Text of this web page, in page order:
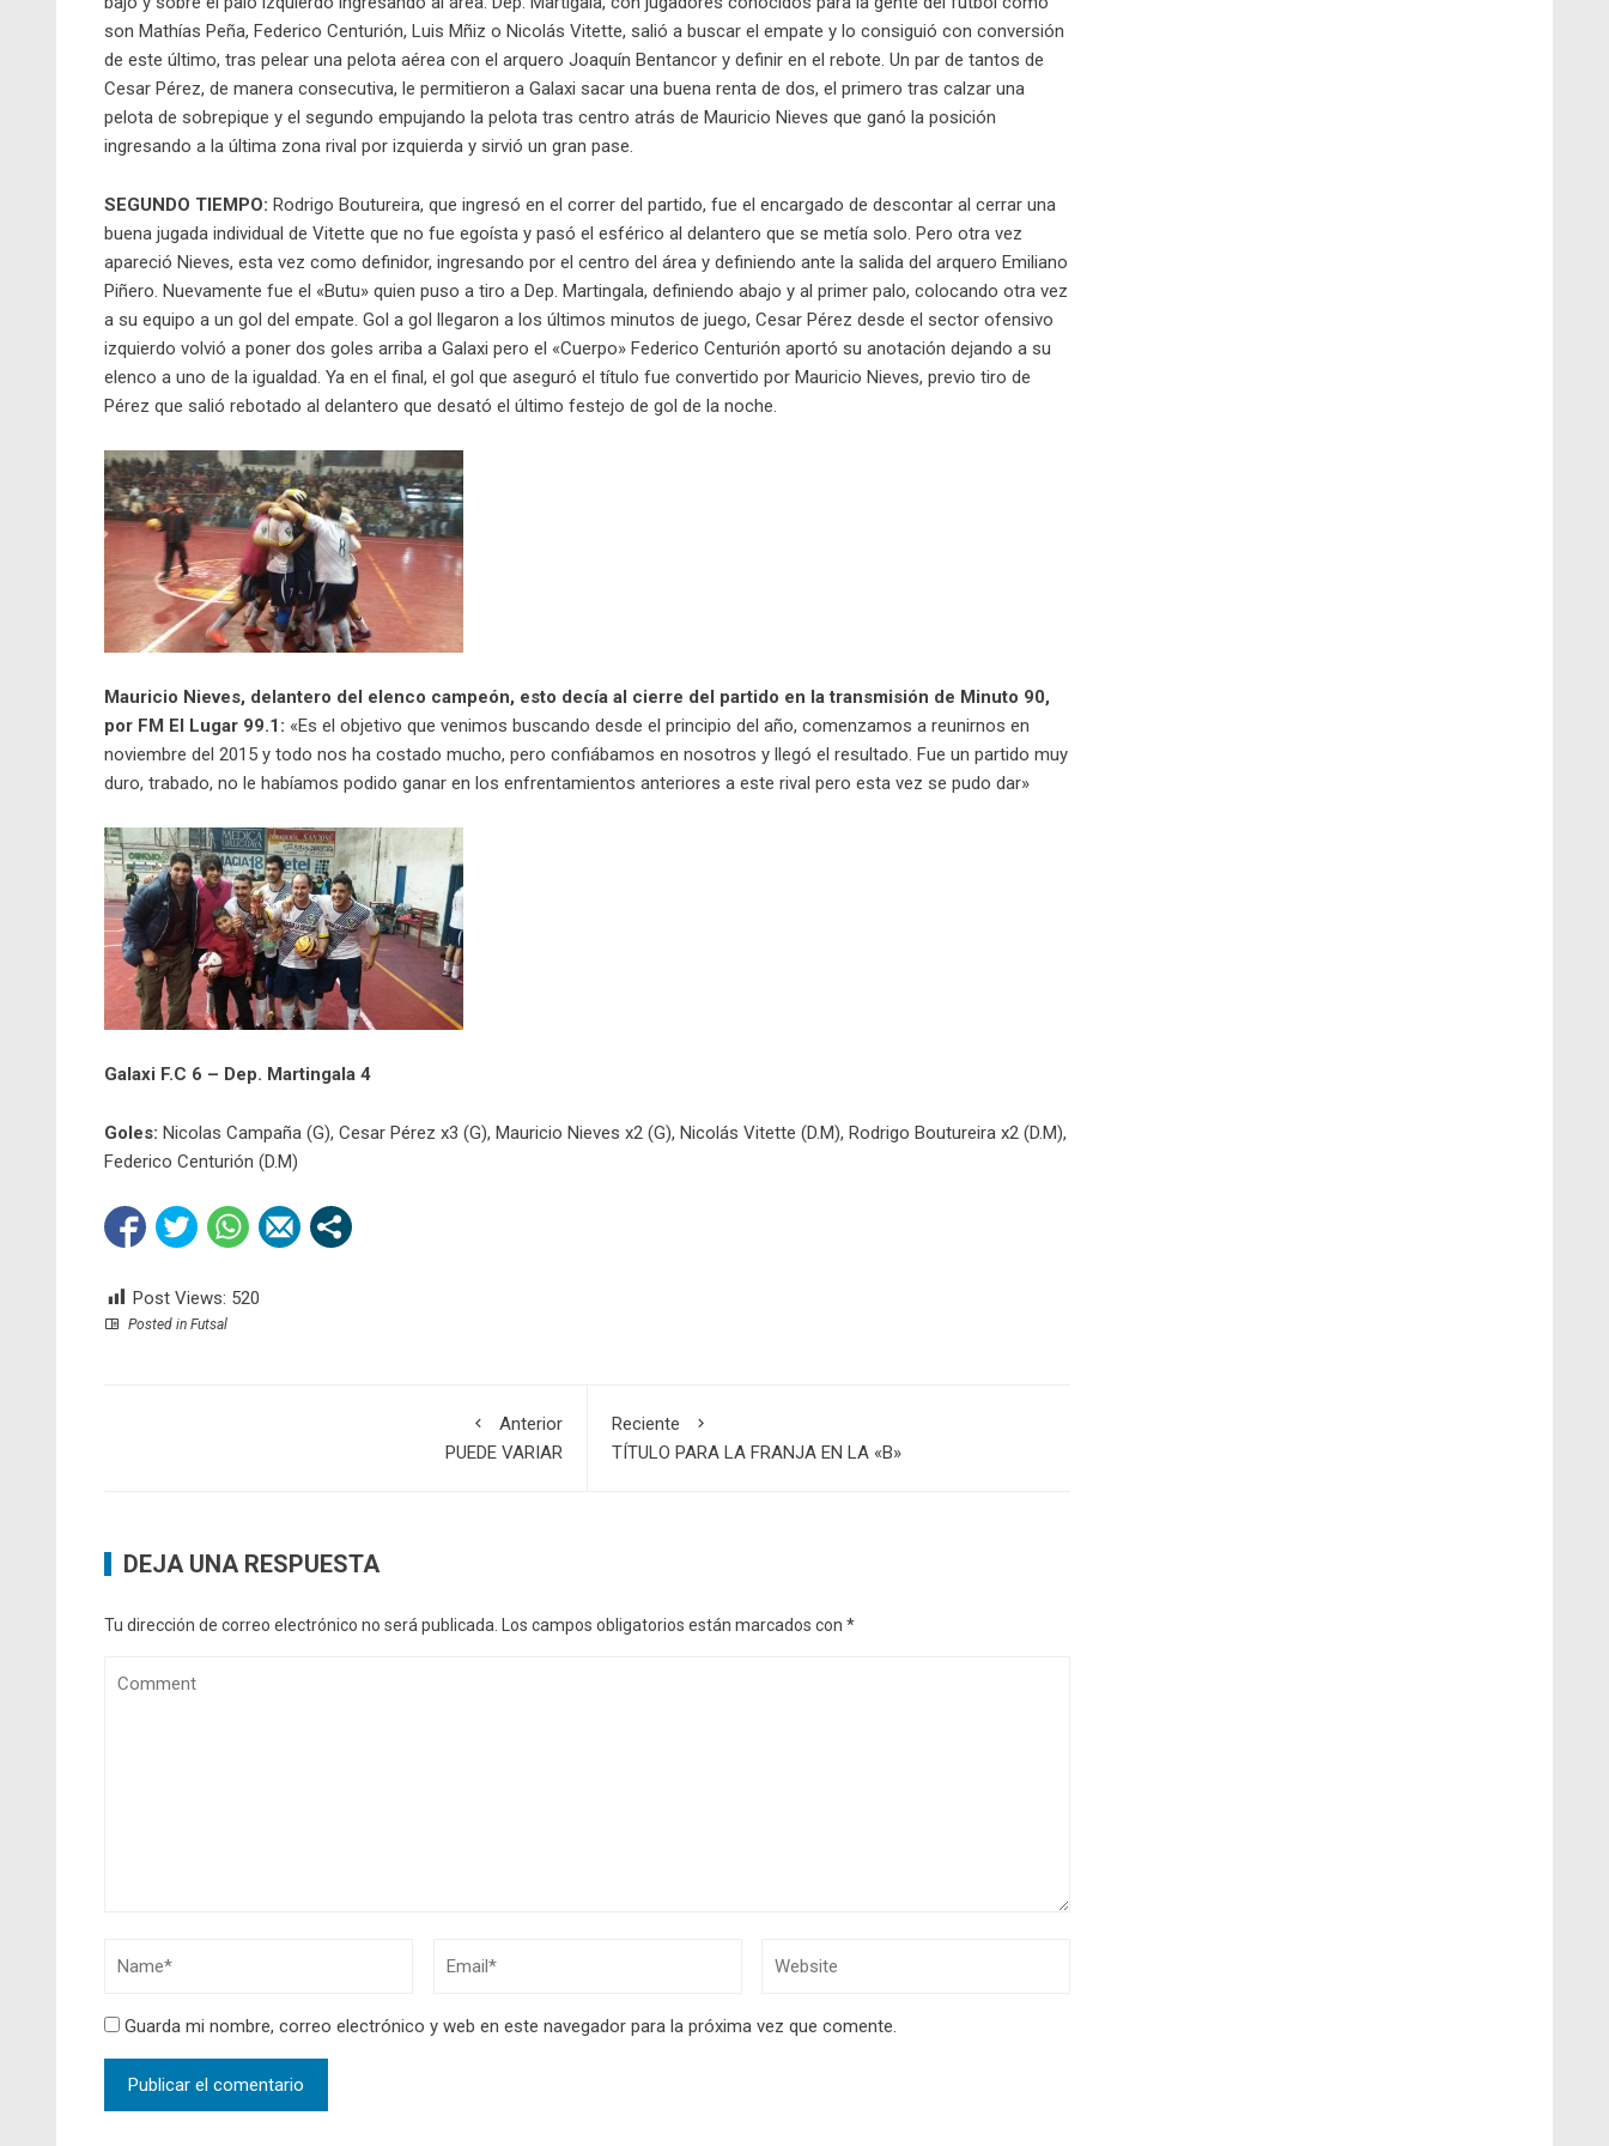
son Mathías Peña, Federico Centurión, Luis Mñiz o Nicolás Vitette, salió a buscar el empate y lo consiguió con conversión
de este último, tras pelear una pelota aérea con el arquero Joaquín Bentancor y definir en el rebote. Un par de tantos de
Cesar Pérez, de manera consecutiva, le permitieron a Galaxi sacar una buena renta de dos, el primero tras calzar una
pelota de sobrepique y el segundo empujando la pelota tras centro atrás de Mauricio Nieves que ganó la posición
ingresando a la última zona rival por izquierda y sirvió un gran pase.
SEGUNDO TIEMPO: Rodrigo Boutureira, que ingresó en el correr del partido, fue el encargado de descontar al cerrar una
buena jugada individual de Vitette que no fue egoísta y pasó el esférico al delantero que se metía solo. Pero otra vez
apareció Nieves, esta vez como definidor, ingresando por el centro del área y definiendo ante la salida del arquero Emiliano
Piñero. Nuevamente fue el «Butu» quien puso a tiro a Dep. Martingala, definiendo abajo y al primer palo, colocando otra vez
a su equipo a un gol del empate. Gol a gol llegaron a los últimos minutos de juego, Cesar Pérez desde el sector ofensivo
izquierdo volvió a poner dos goles arriba a Galaxi pero el «Cuerpo» Federico Centurión aportó su anotación dejando a su
elenco a uno de la igualdad. Ya en el final, el gol que aseguró el título fue convertido por Mauricio Nieves, previo tiro de
Pérez que salió rebotado al delantero que desató el último festejo de gol de la noche.
Mauricio Nieves, delantero del elenco campeón, esto decía al cierre del partido en la transmisión de Minuto 90,
por FM El Lugar 99.1: «Es el objetivo que venimos buscando desde el principio del año, comenzamos a reunirnos en
noviembre del 2015 y todo nos ha costado mucho, pero confiábamos en nosotros y llegó el resultado. Fue un partido muy
duro, trabado, no le habíamos podido ganar en los enfrentamientos anteriores a este rival pero esta vez se pudo dar»
Galaxi F.C 6 – Dep. Martingala 4
Goles: Nicolas Campaña (G), Cesar Pérez x3 (G), Mauricio Nieves x2 (G), Nicolás Vitette (D.M), Rodrigo Boutureira x2 (D.M),
Federico Centurión (D.M)
Post Views: 520
Posted in Futsal
Anterior
PUEDE VARIAR
Reciente
TÍTULO PARA LA FRANJA EN LA «B»
DEJA UNA RESPUESTA
Tu dirección de correo electrónico no será publicada. Los campos obligatorios están marcados con *
Guarda mi nombre, correo electrónico y web en este navegador para la próxima vez que comente.